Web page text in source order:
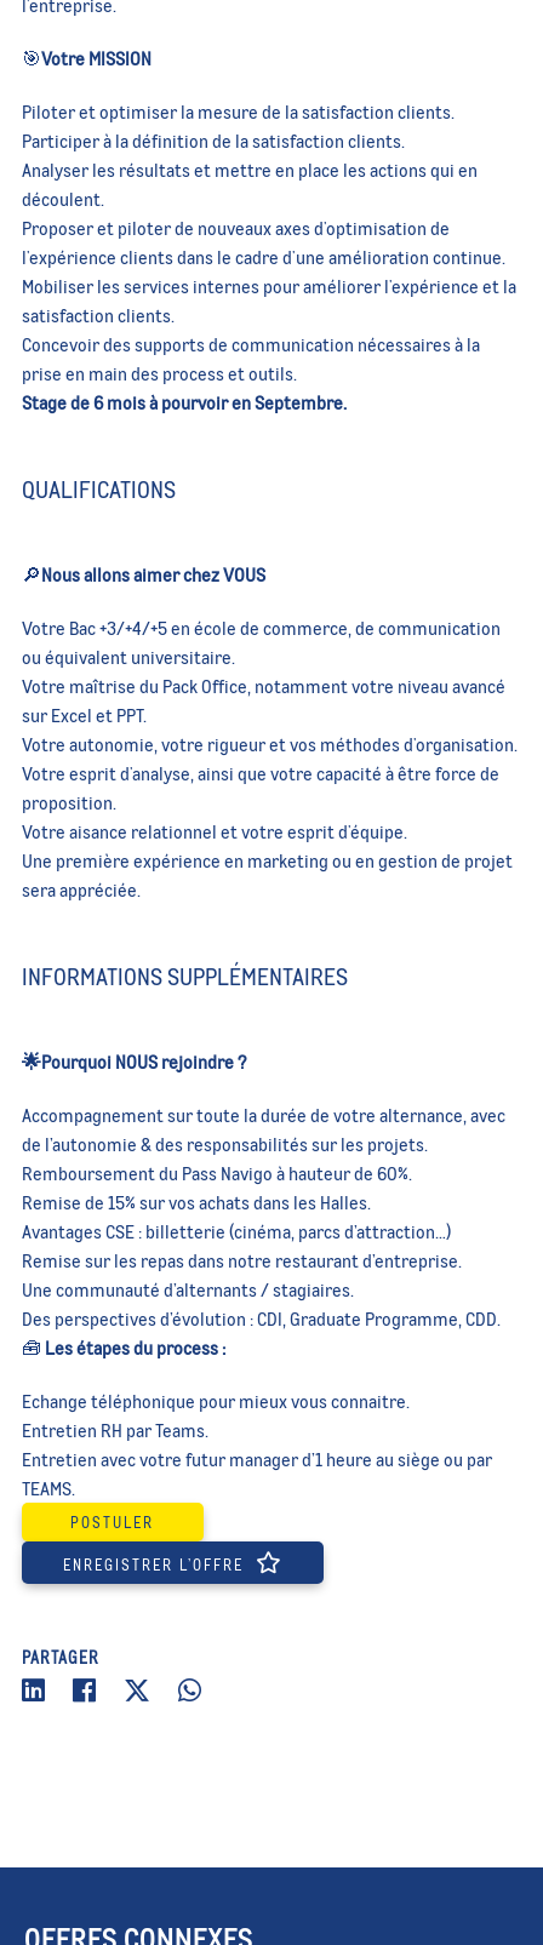
🎯Votre MISSION
Piloter et optimiser la mesure de la satisfaction clients.
Participer à la définition de la satisfaction clients.
Analyser les résultats et mettre en place les actions qui en
découlent.
Proposer et piloter de nouveaux axes d'optimisation de
l'expérience clients dans le cadre d'une amélioration continue.
Mobiliser les services internes pour améliorer l'expérience et la
satisfaction clients.
Concevoir des supports de communication nécessaires à la
prise en main des process et outils.
Stage de 6 mois à pourvoir en Septembre.
QUALIFICATIONS
🔎Nous allons aimer chez VOUS
Votre Bac +3/+4/+5 en école de commerce, de communication
ou équivalent universitaire.
Votre maîtrise du Pack Office, notamment votre niveau avancé
sur Excel et PPT.
Votre autonomie, votre rigueur et vos méthodes d'organisation.
Votre esprit d'analyse, ainsi que votre capacité à être force de
proposition.
Votre aisance relationnel et votre esprit d'équipe.
Une première expérience en marketing ou en gestion de projet
sera appréciée.
INFORMATIONS SUPPLÉMENTAIRES
🌟Pourquoi NOUS rejoindre ?
Accompagnement sur toute la durée de votre alternance, avec
de l’autonomie & des responsabilités sur les projets.
Remboursement du Pass Navigo à hauteur de 60%.
Remise de 15% sur vos achats dans les Halles.
Avantages CSE : billetterie (cinéma, parcs d’attraction…)
Remise sur les repas dans notre restaurant d’entreprise.
Une communauté d’alternants / stagiaires.
Des perspectives d’évolution : CDI, Graduate Programme, CDD.
🧰 Les étapes du process :
Echange téléphonique pour mieux vous connaitre.
Entretien RH par Teams.
Entretien avec votre futur manager d’1 heure au siège ou par
TEAMS.
POSTULER
ENREGISTRER L’OFFRE
PARTAGER
OFFRES CONNEXES